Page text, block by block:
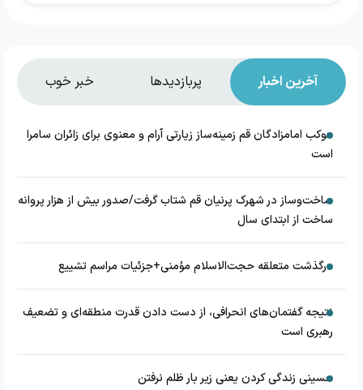
آخرین اخبار پربازدیدها خبر خوب
موکب امامزادگان قم زمینه‌ساز زیارتی آرام و معنوی برای زائران سامرا
است
ساخت‌وساز در شهرک پرنیان قم شتاب گرفت/صدور بیش از هزار پروانه
ساخت از ابتدای سال
درگذشت متعلقه حجت‌الاسلام مؤمنی+جزئیات مراسم تشییع
نتیجه گفتمان‌های انحرافی، از دست دادن قدرت منطقه‌ای و تضعیف
رهبری است
حسینی زندگی کردن یعنی زیر بار ظلم نرفتن